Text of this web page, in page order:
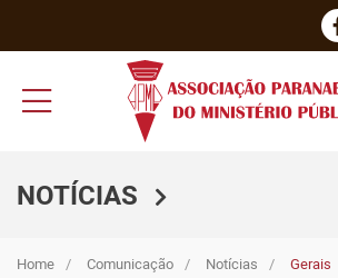
NOTÍCIAS
Home Comunicação Notícias Gerais